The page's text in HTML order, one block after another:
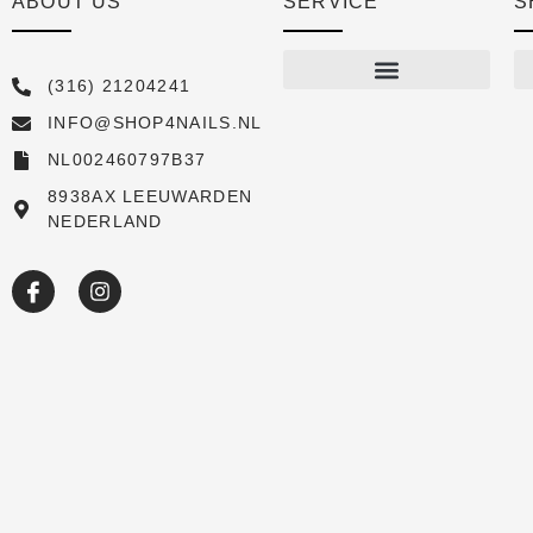
(316) 21204241
INFO@SHOP4NAILS.NL
NL002460797B37
8938AX LEEUWARDEN
NEDERLAND